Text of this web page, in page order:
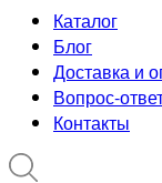
Каталог
Блог
Доставка и
Вопрос-
Контакты